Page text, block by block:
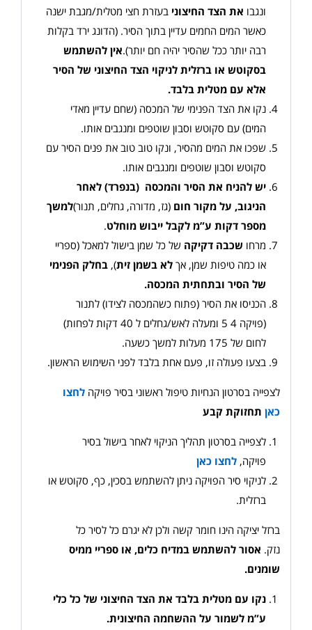
ונגבו את הצד החיצוני בעזרת חצי מטלית/מגבת ישנה
כאשר המים החמים עדיין בתוך הסיר. (הדונג ירד בקלות
רבה יותר ככל שהסיר יהיה חם יותר).אין להשתמש
בסקוטש או ברזלית לניקוי הצד החיצוני של הסיר
אלא עם מטלית בלבד.
נקו את הצד הפנימי של המכסה (שחם עדיין מאדי
המים) עם סקוטש וסבון שוטפים ומנגבים אותו.
שפכו את המים מהסיר, ונקו טוב טוב את פנים הסיר עם
סקוטש וסבון שוטפים ומנגבים אותו.
יש להניח את הסיר והמכסה (בנפרד) לאחר
הניגוב, על מקור חום (גז, מדורה, גחלים, תנור)למשך
מספר דקות ע”מ לקבל ייבוש מוחלט.
מרחו שכבה דקיקה של כל שמן בישול למאכל (ספריי
או כמה טיפות שמן, אך לא בשמן זית), בחלק הפנימי
של הסיר ובתחתית המכסה.
הכניסו את הסיר (פתוח כשהמכסה לצידו) לתנור
(פויקה 5 4 ומעלה לאש/גחלים ל 40 דקות לפחות)
לחום של 175 מעלות למשך כשעה.
בצעו פעולה זו, פעם אחת בלבד לפני השימוש הראשון.
לצפייה בסרטון הנחיות טיפול ראשוני בסיר פויקה לחצו
כאן תחזוקת קבע
לצפייה בסרטון תהליך הניקוי לאחר בישול בסיר
פויקה, לחצו כאן
לניקוי סיר הפויקה ניתן להשתמש בסכין, כף, סקוטש או
ברזלית.
ברזל יציקה הינו חומר קשה ולכן לא יגרם כל לסיר כל
נזק. אסור להשתמש במדיח כלים, או ספריי ממיס
שומנים.
נקו עם מטלית בלבד את הצד החיצוני של כל כלי
ע”מ לשמור על ההשחמה החיצונית.